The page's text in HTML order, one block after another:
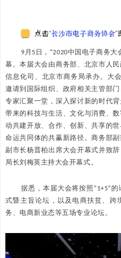
9月5日，“2020中国电子商务
幕。本届大会由商务部、北京市人
信息化司、北京市商务局承办。大会
邀请到国际组织、政府相关主管部
专家汇聚一堂，深入探讨新的时代
带来的科技与生活、文化与消费、
动共建开放、合作、创新、共享的
命运共同体的共赢新路径。商务部
副市长杨晋柏出席大会开幕式并致
局长刘梅英主持大会开幕式。
据悉，本届大会将按照“1+5”
式暨主旨论坛，以及电商扶贫、跨
务、电商新业态等五场专业论坛。